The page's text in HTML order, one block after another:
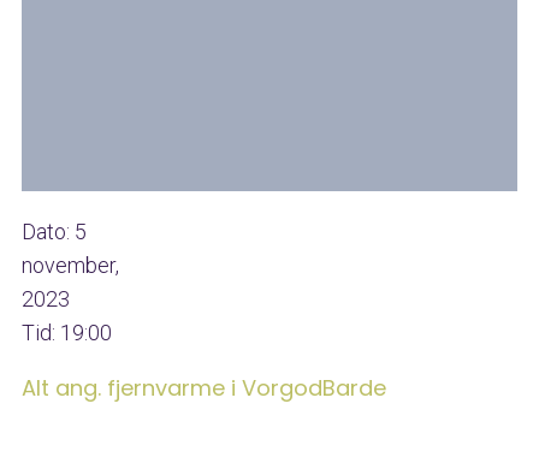
Dato: 5
november,
2023
Tid: 19:00
Alt ang. fjernvarme i VorgodBarde